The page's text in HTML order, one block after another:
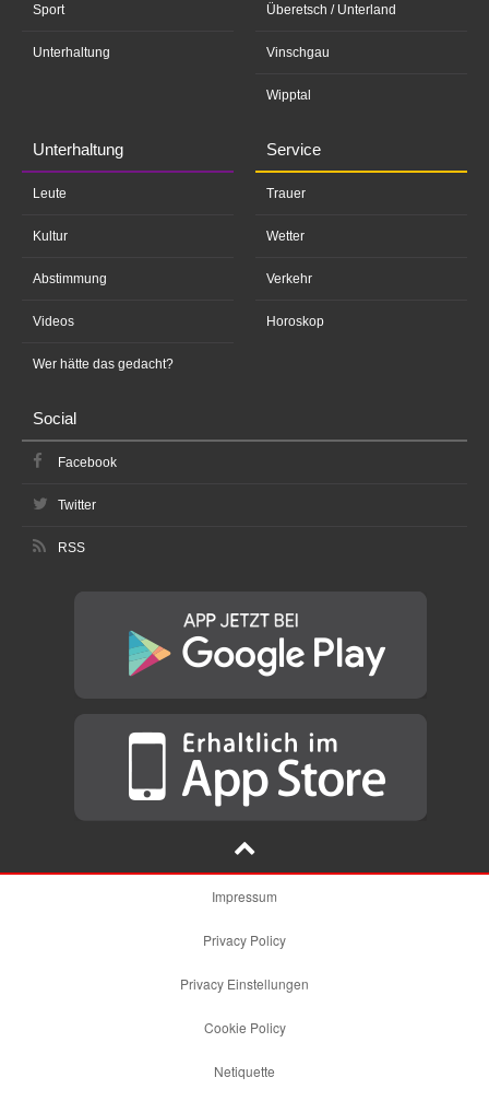
Sport
Unterhaltung
Überetsch / Unterland
Vinschgau
Wipptal
Unterhaltung
Leute
Kultur
Abstimmung
Videos
Wer hätte das gedacht?
Service
Trauer
Wetter
Verkehr
Horoskop
Social
Facebook
Twitter
RSS
Impressum
Privacy Policy
Privacy Einstellungen
Cookie Policy
Netiquette